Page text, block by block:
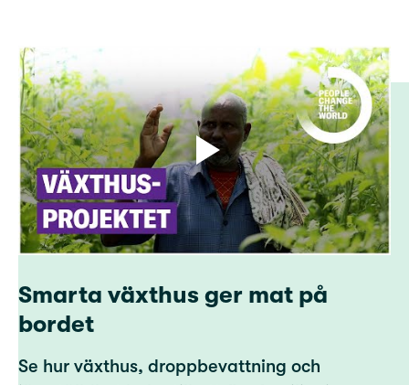
Smarta växthus ger mat på
bordet
Se hur växthus, droppbevattning och